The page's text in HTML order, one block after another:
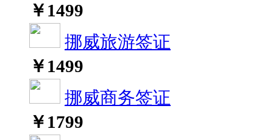
￥1499
挪威旅游签证
￥1499
挪威商务签证
￥1799